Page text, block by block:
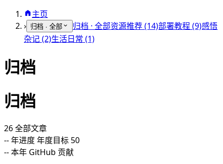
主页
› 归档 · 全部 归档 · 全部资源推荐 (14)部署教程 (9)感悟
杂记 (2)生活日常 (1)
归档
归档
26全部文章
--年进度年度目标 50
--本年 GitHub 贡献